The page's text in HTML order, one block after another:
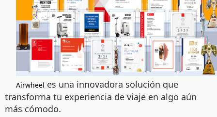
Airwheel es una innovadora solución que
transforma tu experiencia de viaje en algo aún
más cómodo.